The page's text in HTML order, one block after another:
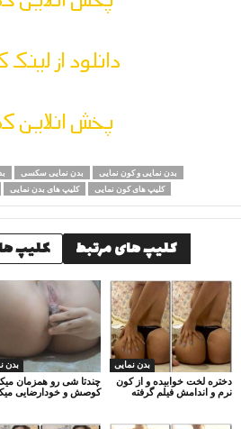
دانلود از
پخش انلاین
بدن نمایی سکسی
بدن نمایی و کون نمایی
کلیپ های بدن نمایی کلیپ های کون نمایی
کلیپ های مرتبط کلیپ
بدن
چندتا شی رو همزمان
کوصش و خودارضایی
بدن نمایی
دختره لخت خوابیده و از کون
نرم و اندامش فیلم گرفته